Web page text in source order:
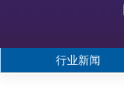
行业新闻